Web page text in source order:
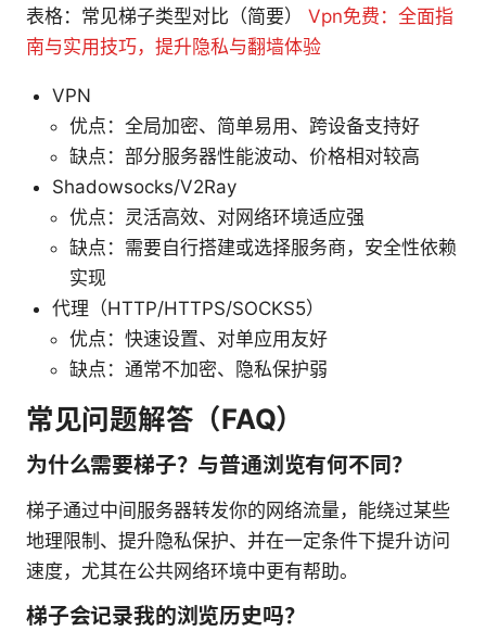
表格：常见梯子类型对比（简要） Vpn免费：全面指
南与实用技巧，提升隐私与翻墙体验
VPN
优点：全局加密、简单易用、跨设备支持好
缺点：部分服务器性能波动、价格相对较高
Shadowsocks/V2Ray
优点：灵活高效、对网络环境适应强
缺点：需要自行搭建或选择服务商，安全性依赖
实现
代理（HTTP/HTTPS/SOCKS5）
优点：快速设置、对单应用友好
缺点：通常不加密、隐私保护弱
常见问题解答（FAQ）
为什么需要梯子？与普通浏览有何不同？
梯子通过中间服务器转发你的网络流量，能绕过某些
地理限制、提升隐私保护、并在一定条件下提升访问
速度，尤其在公共网络环境中更有帮助。
梯子会记录我的浏览历史吗？